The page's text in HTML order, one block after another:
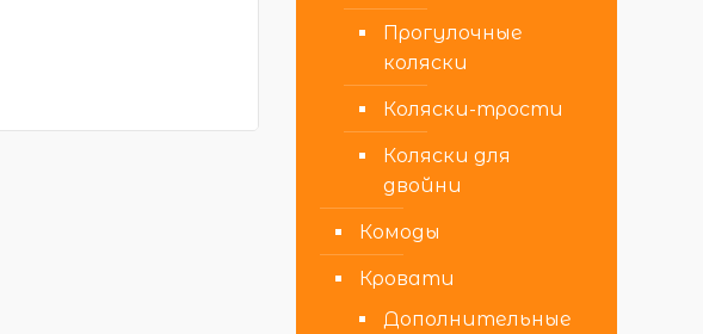
Прогулочные
коляски
Коляски-трости
Коляски для
двойни
Комоды
Кровати
Дополнительные